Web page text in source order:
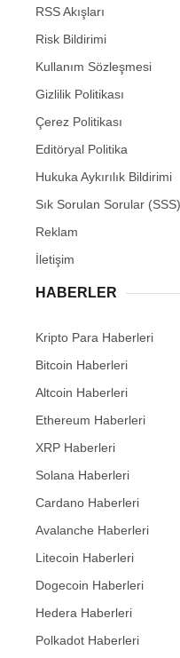
RSS Akışları
Risk Bildirimi
Kullanım Sözleşmesi
Gizlilik Politikası
Çerez Politikası
Editöryal Politika
Hukuka Aykırılık Bildirimi
Sık Sorulan Sorular (SSS)
Reklam
İletişim
HABERLER
Kripto Para Haberleri
Bitcoin Haberleri
Altcoin Haberleri
Ethereum Haberleri
XRP Haberleri
Solana Haberleri
Cardano Haberleri
Avalanche Haberleri
Litecoin Haberleri
Dogecoin Haberleri
Hedera Haberleri
Polkadot Haberleri